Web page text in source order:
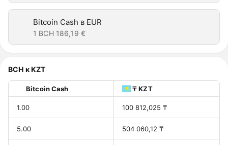
Bitcoin Cash в EUR
1 BCH 186,19 €
BCH к KZT
Bitcoin Cash ₸ KZT
1.00 100 812,025 ₸
5.00 504 060,12 ₸